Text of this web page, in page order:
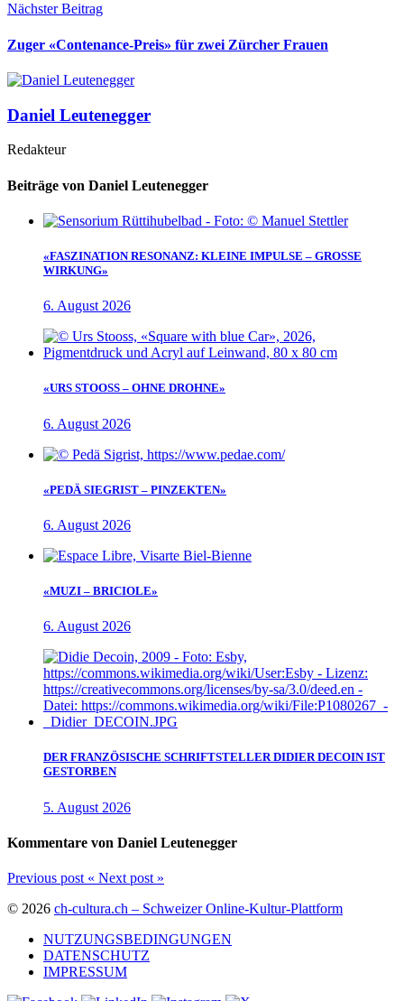
Nächster Beitrag
Zuger «Contenance-Preis» für zwei Zürcher Frauen
Daniel Leutenegger
Redakteur
Beiträge von Daniel Leutenegger
«FASZINATION RESONANZ: KLEINE IMPULSE – GROSSE
WIRKUNG»
6. August 2026
«URS STOOSS – OHNE DROHNE»
6. August 2026
«PEDÄ SIEGRIST – PINZEKTEN»
6. August 2026
«MUZI – BRICIOLE»
6. August 2026
DER FRANZÖSISCHE SCHRIFTSTELLER DIDIER DECOIN IST
GESTORBEN
5. August 2026
Kommentare von Daniel Leutenegger
Previous post « Next post »
© 2026 ch-cultura.ch – Schweizer Online-Kultur-Plattform
NUTZUNGSBEDINGUNGEN
DATENSCHUTZ
IMPRESSUM